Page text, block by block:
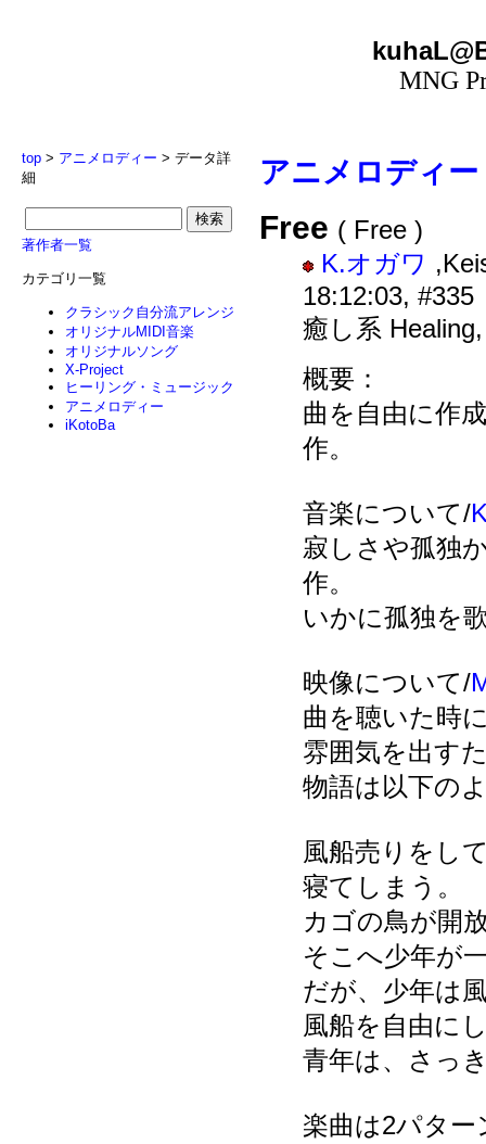
MNG
top > アニメロディー > データ詳
細
著作者一覧
カテゴリ一覧
クラシック自分流アレンジ
オリジナルMIDI音楽
オリジナルソング
X-Project
ヒーリング・ミュージック
アニメロディー
iKotoBa
アニメロディー
Free ( Free )
K.オガワ
18:12:03, #335
癒し系
概要：
曲を自由に作
作。
音楽について/
寂しさや孤独
作。
いかに孤独を
映像について/
曲を聴いた時
雰囲気を出す
物語は以下の
風船売りをし
寝てしまう。
カゴの鳥が開
そこへ少年が
だが、少年は
風船を自由に
青年は、さっ
楽曲は2パター